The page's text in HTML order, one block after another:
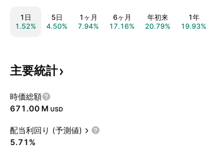
1日
1.52%
5日
4.50%
1ヶ月
7.94%
6ヶ月
17.16%
年初来
20.79%
1年
19.93%
主要統計
時価総額
‪671.00 M‬ USD
配当利回り (予測値)
5.71%